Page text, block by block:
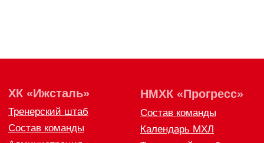
болельщиков
ООО «ХК «Ижсталь»
ОГРН 1261800004751, ИНН 1800050073
г. Ижевск, ул. Свободы, д. 82а